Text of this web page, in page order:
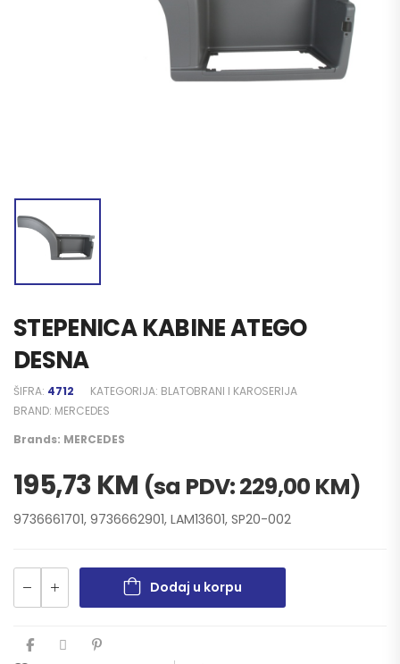
STEPENICA KABINE ATEGO
DESNA
ŠIFRA: 4712 KATEGORIJA: BLATOBRANI I KAROSERIJA
BRAND: MERCEDES
Brands: MERCEDES
195,73KM (sa PDV:229,00 KM)
9736661701, 9736662901, LAM13601, SP20-002
Dodaj u korpu